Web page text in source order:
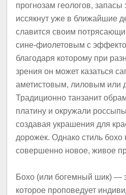
прогнозам геологов, запасы
иссякнут уже в ближайшие
славится своим
сине-фиолетовым с
благодаря которому при
зрения он может казаться
аметистовым, лиловым или
Традиционно танзанит
платину и окружали
создавая украшения для
дорожек. Однако стиль
совершенно новое, живое
Бохо (или богемный шик) —
которое проповедует